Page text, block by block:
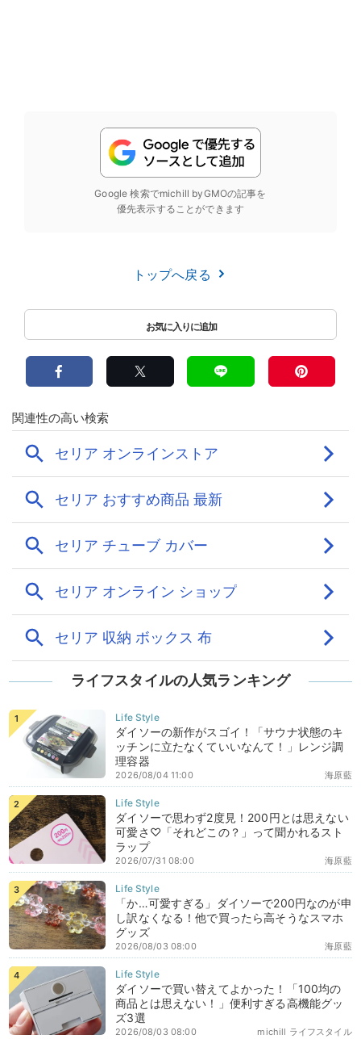
Google 検索でmichill byGMOの記事を
優先表示することができます
トップへ戻る
ライフスタイルの人気ランキング
ダイソーの新作がスゴイ！「サウナ状態のキ
ッチンに立たなくていいなんて！」レンジ調
理容器
海原藍
2026/08/04 11:00
ダイソーで思わず2度見！200円とは思えない
可愛さ♡「それどこの？」って聞かれるスト
ラップ
海原藍
2026/07/31 08:00
「か…可愛すぎる」ダイソーで200円なのが申
し訳なくなる！他で買ったら高そうなスマホ
グッズ
海原藍
2026/08/03 08:00
ダイソーで買い替えてよかった！「100均の
商品とは思えない！」便利すぎる高機能グッ
ズ3選
michill ライフスタイル
2026/08/03 08:00